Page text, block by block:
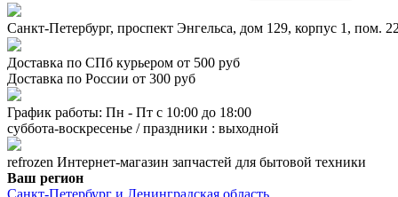
Санкт-Петербург, проспект Энгельса, дом 129, корпус 1, пом.
Доставка по СПб курьером от 500 руб
Доставка по России от 300 руб
График работы: Пн - Пт с 10:00 до 18:00
суббота-воскресенье / праздники : выходной
refrozen Интернет-магазин запчастей для бытовой техники
Ваш регион